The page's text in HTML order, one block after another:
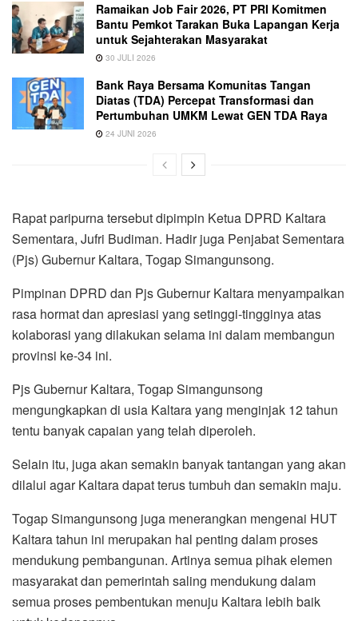
Ramaikan Job Fair 2026, PT PRI Komitmen
Bantu Pemkot Tarakan Buka Lapangan Kerja
untuk Sejahterakan Masyarakat
30 JULI 2026
Bank Raya Bersama Komunitas Tangan
Diatas (TDA) Percepat Transformasi dan
Pertumbuhan UMKM Lewat GEN TDA Raya
24 JUNI 2026
Rapat paripurna tersebut dipimpin Ketua DPRD Kaltara
Sementara, Jufri Budiman. Hadir juga Penjabat Sementara
(Pjs) Gubernur Kaltara, Togap Simangunsong.
Pimpinan DPRD dan Pjs Gubernur Kaltara menyampaikan
rasa hormat dan apresiasi yang setinggi-tingginya atas
kolaborasi yang dilakukan selama ini dalam membangun
provinsi ke-34 ini.
Pjs Gubernur Kaltara, Togap Simangunsong
mengungkapkan di usia Kaltara yang menginjak 12 tahun
tentu banyak capaian yang telah diperoleh.
Selain itu, juga akan semakin banyak tantangan yang akan
dilalui agar Kaltara dapat terus tumbuh dan semakin maju.
Togap Simangunsong juga menerangkan mengenai HUT
Kaltara tahun ini merupakan hal penting dalam proses
mendukung pembangunan. Artinya semua pihak elemen
masyarakat dan pemerintah saling mendukung dalam
semua proses pembentukan menuju Kaltara lebih baik